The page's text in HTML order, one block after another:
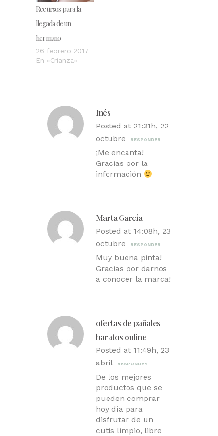
Recursos para la
llegada de un
hermano
26 febrero 2017
En «Crianza»
Inés
Posted at 21:31h, 22
octubre
RESPONDER
¡Me encanta!
Gracias por la
información
Marta García
Posted at 14:08h, 23
octubre
RESPONDER
Muy buena pinta!
Gracias por darnos
a conocer la marca!
ofertas de pañales
baratos online
Posted at 11:49h, 23
abril
RESPONDER
De los mejores
productos que se
pueden comprar
hoy día para
disfrutar de un
cutis limpio, libre